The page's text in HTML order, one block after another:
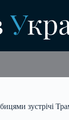
зустрічі